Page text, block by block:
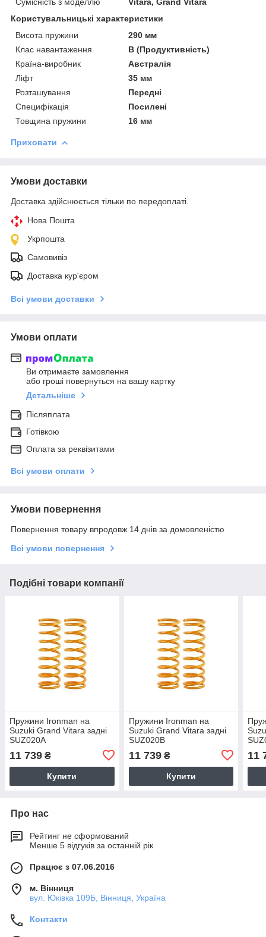
Користувальницькі характеристики
Висота пружини
290 мм
Клас навантаження
B (Продуктивність)
Країна-виробник
Австралія
Ліфт
35 мм
Розташування
Передні
Специфікація
Посилені
Товщина пружини
16 мм
Приховати
Умови доставки
Доставка здійснюється тільки по передоплаті.
Нова Пошта
Укрпошта
Самовивіз
Доставка кур'єром
Всі умови доставки
Умови оплати
Ви отримаєте замовлення
або гроші повернуться на вашу картку
Детальніше
Післяплата
Готівкою
Оплата за реквізитами
Всі умови оплати
Умови повернення
Повернення товару впродовж 14 днів за домовленістю
Всі умови повернення
Подібні товари компанії
Пружини Ironman на
Suzuki Grand Vitara задні
SUZ020A
11 739 ₴
Купити
Пружини Ironman на
Suzuki Grand Vitara задні
SUZ020B
11 739₴
Купити
11
Про нас
Рейтинг не сформований
Менше 5 відгуків за останній рік
Працює з 07.06.2016
м. Вінниця
вул. Юківка 109Б, Вінниця, Україна
Контакти